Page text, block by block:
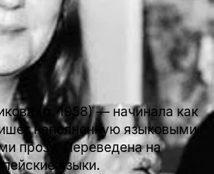
(р. 1958) — начинала как
наполненную языковыми
прозу. Переведена на
языки.
Вконтакте
нет, вернуться назад